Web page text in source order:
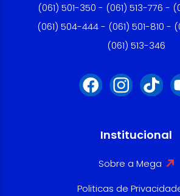
(061) 501-350 - (061) 513-776 -
(061) 504-444 - (061) 501-810 -
(061) 513-346
Institucional
Sobre a Mega
Politicas de